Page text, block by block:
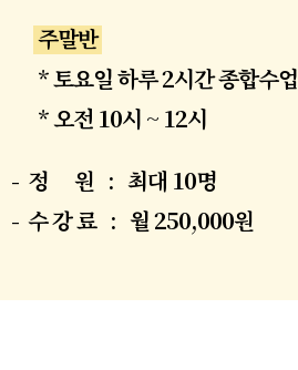
주말반
* 토요일 하루 2시간 종합수업
* 오전 10시 ~ 12시
- 정 원 : 최대 10명
- 수 강 료 : 월 250,000원